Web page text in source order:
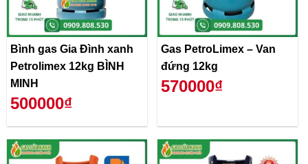
Bình gas Gia Đình xanh
Petrolimex 12kg BÌNH
MINH
500000₫
Gas PetroLimex – Van
đứng 12kg
570000₫